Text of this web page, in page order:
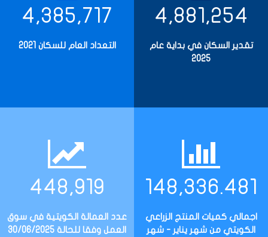
4,881,254
تقدير السكان في بداية عام
2025
4,385,717
التعداد العام للسكان 2021
148,336.481
اجمالي كميات المنتج الزراعي
الكويتي من شهر يناير - شهر
448,919
عدد العمالة الكويتية في سوق
العمل وفقا للحالة 30/06/2025